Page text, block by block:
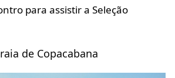
para assistir a Seleção
de Copacabana